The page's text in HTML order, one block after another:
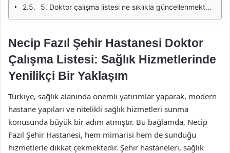
5. Doktor çalışma listesi ne sıklıkla güncellenmektedir?
Necip Fazıl Şehir Hastanesi Doktor
Çalışma Listesi: Sağlık Hizmetlerinde
Yenilikçi Bir Yaklaşım
Türkiye, sağlık alanında önemli yatırımlar yaparak, modern
hastane yapıları ve nitelikli sağlık hizmetleri sunma
konusunda büyük bir adım atmıştır. Bu bağlamda, Necip
Fazıl Şehir Hastanesi, hem mimarisi hem de sunduğu
hizmetlerle dikkat çekmektedir. Şehir hastaneleri, sağlık